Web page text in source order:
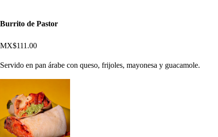
Burrito de Pastor
MX$111.00
Servido en pan árabe con queso, frijoles, mayonesa y guacamole.